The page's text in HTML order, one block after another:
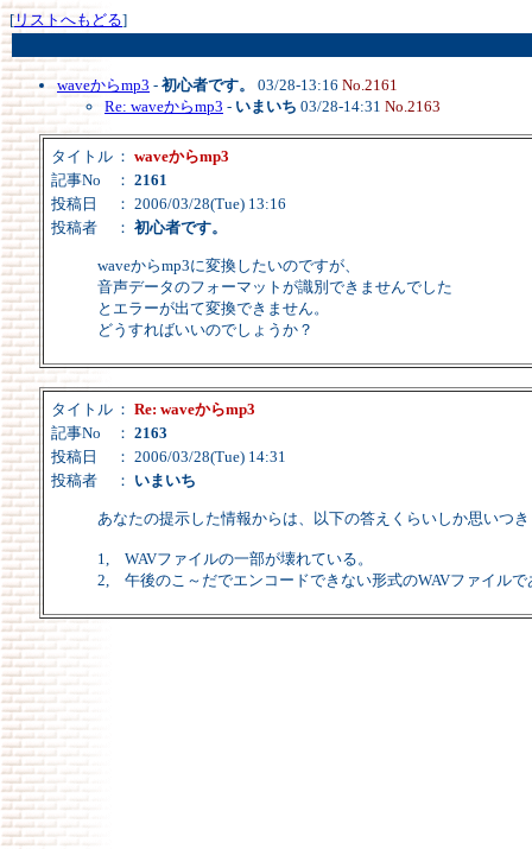
[リストへもどる]
waveからmp3 - 初心者です。 03/28-13:16 No.2161
Re: waveからmp3 - いまいち 03/28-14:31 No.2163
タイトル ： waveからmp3
記事No
： 2161
投稿日
： 2006/03/28(Tue) 13:16
投稿者
： 初心者です。
waveからmp3に変換したいのですが、
音声データのフォーマットが識別できませんでした
とエラーが出て変換できません。
どうすればいいのでしょうか？
タイトル ： Re: waveからmp3
記事No
： 2163
投稿日
： 2006/03/28(Tue) 14:31
投稿者
： いまいち
あなたの提示した情報からは、以下の答えくらいしか思いつ
1, WAVファイルの一部が壊れている。
2, 午後のこ～だでエンコードできない形式のWAVファイルで